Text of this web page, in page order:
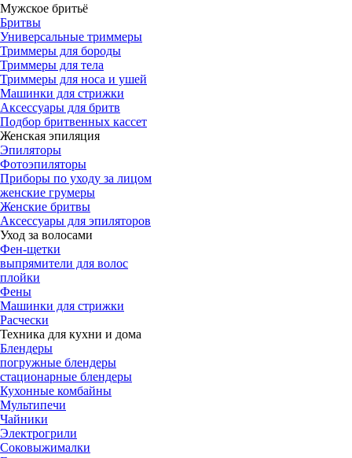
Мужское бритьё
Бритвы
Универсальные триммеры
Триммеры для бороды
Триммеры для тела
Триммеры для носа и ушей
Машинки для стрижки
Аксессуары для бритв
Подбор бритвенных кассет
Женская эпиляция
Эпиляторы
Фотоэпиляторы
Приборы по уходу за лицом
женские грумеры
Женские бритвы
Аксессуары для эпиляторов
Уход за волосами
Фен-щетки
выпрямители для волос
плойки
Фены
Машинки для стрижки
Расчески
Техника для кухни и дома
Блендеры
погружные блендеры
стационарные блендеры
Кухонные комбайны
Мультипечи
Чайники
Электрогрили
Соковыжималки